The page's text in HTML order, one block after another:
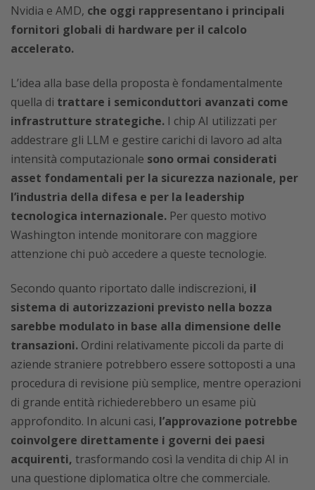
Nvidia e AMD, che oggi rappresentano i principali
fornitori globali di hardware per il calcolo
accelerato.
L’idea alla base della proposta è fondamentalmente
quella di trattare i semiconduttori avanzati come
infrastrutture strategiche. I chip AI utilizzati per
addestrare gli LLM e gestire carichi di lavoro ad alta
intensità computazionale sono ormai considerati
asset fondamentali per la sicurezza nazionale, per
l’industria della difesa e per la leadership
tecnologica internazionale. Per questo motivo
Washington intende monitorare con maggiore
attenzione chi può accedere a queste tecnologie.
Secondo quanto riportato dalle indiscrezioni, il
sistema di autorizzazioni previsto nella bozza
sarebbe modulato in base alla dimensione delle
transazioni. Ordini relativamente piccoli da parte di
aziende straniere potrebbero essere sottoposti a una
procedura di revisione più semplice, mentre operazioni
di grande entità richiederebbero un esame più
approfondito. In alcuni casi, l’approvazione potrebbe
coinvolgere direttamente i governi dei paesi
acquirenti, trasformando così la vendita di chip AI in
una questione diplomatica oltre che commerciale.